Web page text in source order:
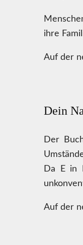
ihre
Auf der
Dein
Der
Da E in
Auf der